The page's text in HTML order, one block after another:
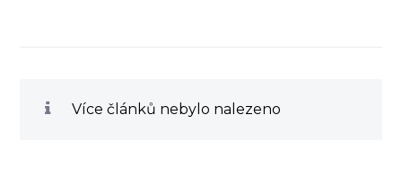
Více článků nebylo nalezeno